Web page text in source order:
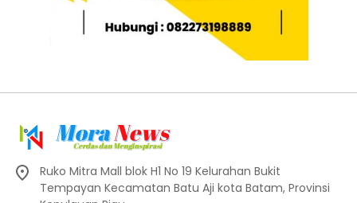
Ruko Mitra Mall blok H1 No 19 Kelurahan Bukit
Tempayan Kecamatan Batu Aji kota Batam, Provinsi